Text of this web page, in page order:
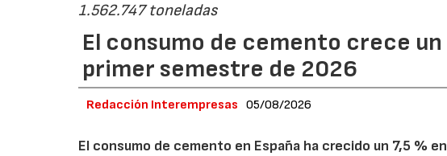
1.562.747 toneladas
El consumo de cemento crece un
primer semestre de 2026
Redacción Interempresas 05/08/2026
El consumo de cemento en España ha crecido un 7,5 %